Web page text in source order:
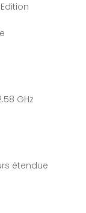
GHz
étendue